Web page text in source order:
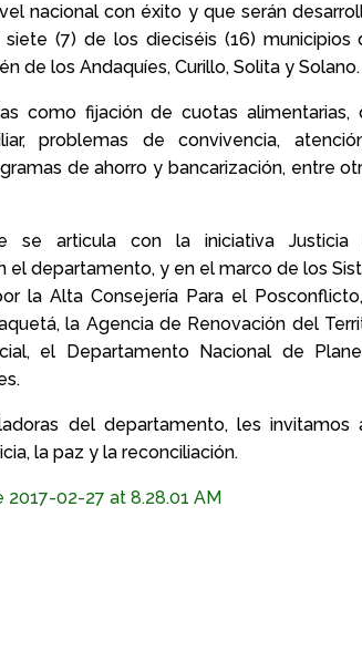
nacional con éxito y que serán
(7) de los dieciséis (16) municipios
de los Andaquíes, Curillo, Solita y Solano.
como fijación de cuotas
problemas de convivencia,
de ahorro y bancarización, entre
se articula con la iniciativa
el departamento, y en el marco de los
la Alta Consejería Para el
la Agencia de Renovación del
el Departamento Nacional de
del departamento, les invitamos
la paz y la reconciliación.